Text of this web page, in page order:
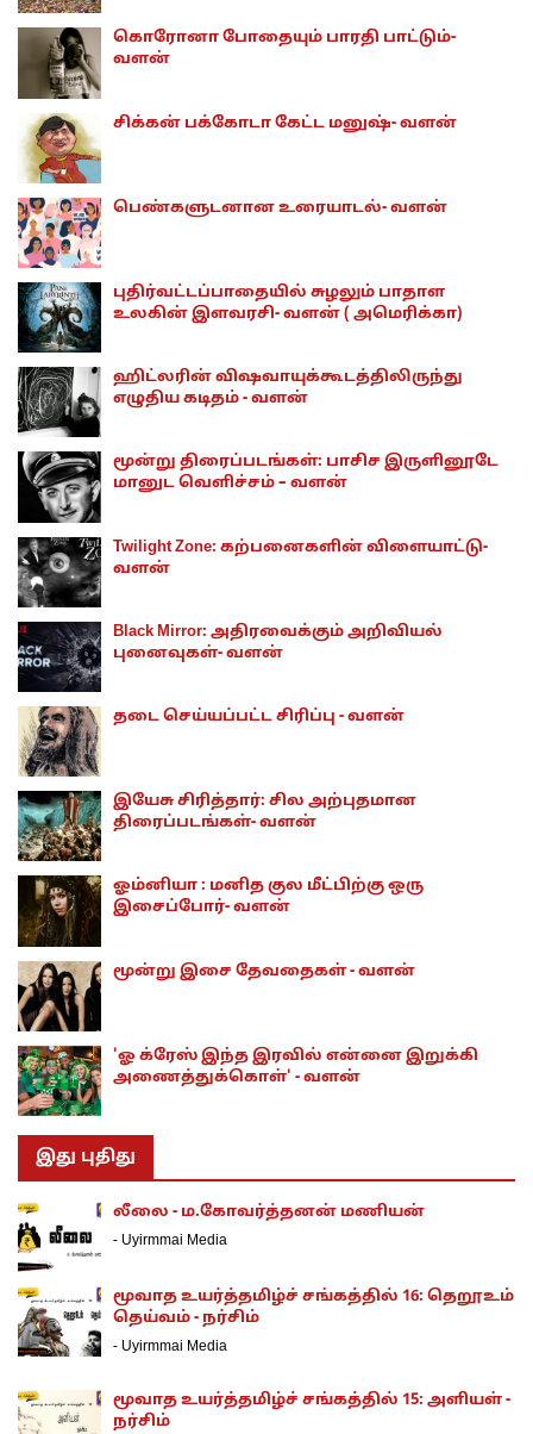
கொரோனா போதையும் பாரதி பாட்டும்-
வளன்
சிக்கன் பக்கோடா கேட்ட மனுஷ்- வளன்
பெண்களுடனான உரையாடல்- வளன்
புதிர்வட்டப்பாதையில் சுழலும் பாதாள
உலகின் இளவரசி- வளன் ( அமெரிக்கா)
ஹிட்லரின் விஷவாயுக்கூடத்திலிருந்து
எழுதிய கடிதம் - வளன்
மூன்று திரைப்படங்கள்: பாசிச இருளினூடே
மானுட வெளிச்சம் – வளன்
Twilight Zone: கற்பனைகளின் விளையாட்டு-
வளன்
Black Mirror: அதிரவைக்கும் அறிவியல்
புனைவுகள்- வளன்
தடை செய்யப்பட்ட சிரிப்பு - வளன்
இயேசு சிரித்தார்: சில அற்புதமான
திரைப்படங்கள்- வளன்
ஓம்னியா : மனித குல மீட்பிற்கு ஒரு
இசைப்போர்- வளன்
மூன்று இசை தேவதைகள் - வளன்
'ஓ க்ரேஸ் இந்த இரவில் என்னை இறுக்கி
அணைத்துக்கொள்' - வளன்
இது புதிது
லீலை - ம.கோவர்த்தனன் மணியன்
- Uyirmmai Media
மூவாத உயர்த்தமிழ்ச் சங்கத்தில் 16: தெறூஉம்
தெய்வம் - நர்சிம்
- Uyirmmai Media
மூவாத உயர்த்தமிழ்ச் சங்கத்தில் 15: அளியள் -
நர்சிம்